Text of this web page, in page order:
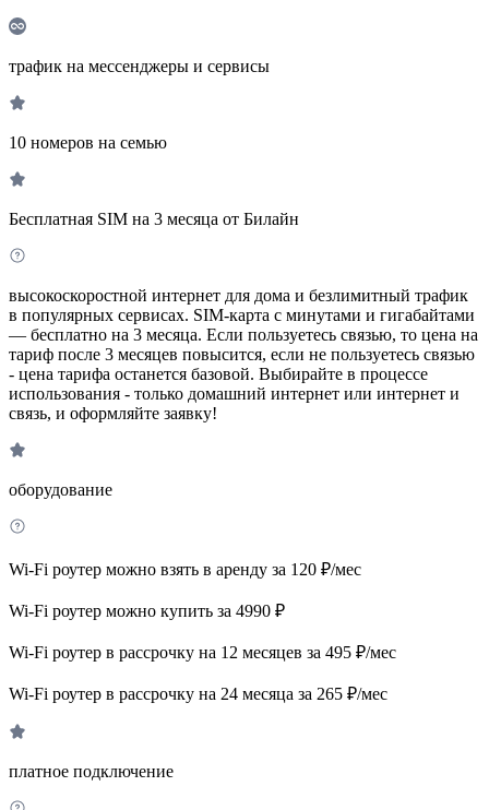
трафик на мессенджеры и сервисы
10 номеров на семью
Бесплатная SIM на 3 месяца от Билайн
высокоскоростной интернет для дома и безлимитный трафик
в популярных сервисах. SIM-карта с минутами и гигабайтами
— бесплатно на 3 месяца. Если пользуетесь связью, то цена на
тариф после 3 месяцев повысится, если не пользуетесь связью
- цена тарифа останется базовой. Выбирайте в процессе
использования - только домашний интернет или интернет и
связь, и оформляйте заявку!
оборудование
Wi-Fi роутер можно взять в аренду за 120 ₽/мес
Wi-Fi роутер можно купить за 4990 ₽
Wi-Fi роутер в рассрочку на 12 месяцев за 495 ₽/мес
Wi-Fi роутер в рассрочку на 24 месяца за 265 ₽/мес
платное подключение